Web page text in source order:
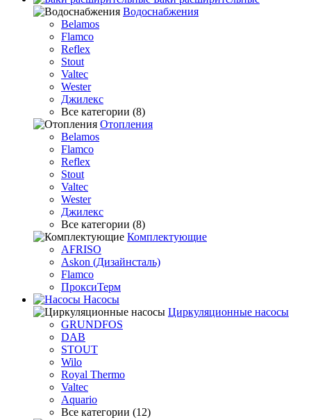
Водоснабжения
Belamos
Flamco
Reflex
Stout
Valtec
Wester
Джилекс
Все категории (8)
Отопления
Belamos
Flamco
Reflex
Stout
Valtec
Wester
Джилекс
Все категории (8)
Комплектующие
AFRISO
Askon (Дизайнсталь)
Flamco
ПроксиТерм
Насосы
Циркуляционные насосы
GRUNDFOS
DAB
STOUT
Wilo
Royal Thermo
Valtec
Aquario
Все категории (12)